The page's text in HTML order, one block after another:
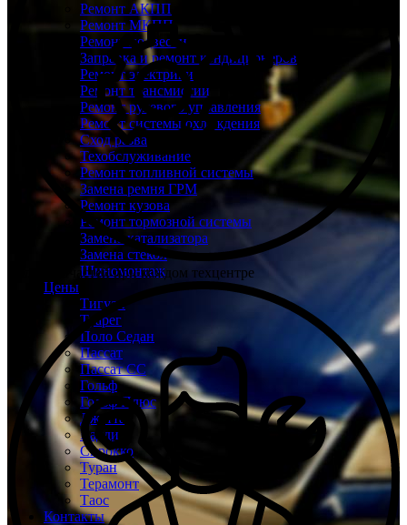
Ремонт АКПП
Ремонт МКПП
Ремонт подвески
Заправка и ремонт кондиционеров
Ремонт электрики
Ремонт трансмиссии
Ремонт рулевого управления
Ремонт системы охлаждения
Сход развал
Техобслуживание
Ремонт топливной системы
Замена ремня ГРМ
Ремонт кузова
Ремонт тормозной системы
Замена катализатора
Замена стекол
Шиномонтаж
Цены
Тигуан
Туарег
Поло Седан
Пассат
Пассат СС
Гольф
Гольф Плюс
Джетта
Кадди
Сирокко
Туран
Терамонт
Таос
Контакты
Склад запчастей при каждом техцентре